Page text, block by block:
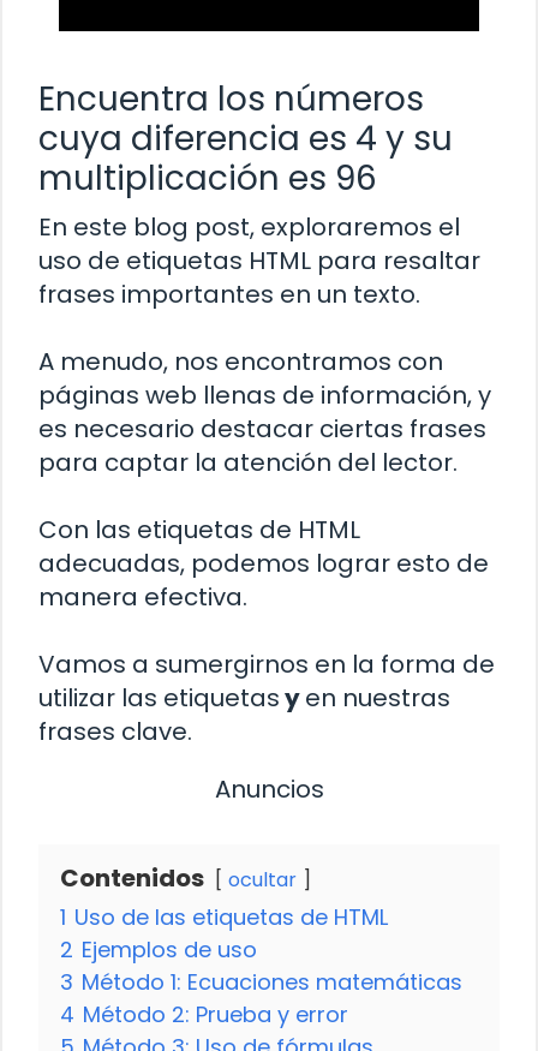
Encuentra los números
cuya diferencia es 4 y su
multiplicación es 96
En este blog post, exploraremos el
uso de etiquetas HTML para resaltar
frases importantes en un texto.
A menudo, nos encontramos con
páginas web llenas de información, y
es necesario destacar ciertas frases
para captar la atención del lector.
Con las etiquetas de HTML
adecuadas, podemos lograr esto de
manera efectiva.
Vamos a sumergirnos en la forma de
utilizar las etiquetasyen nuestras
frases clave.
Anuncios
Contenidos ocultar
1 Uso de las etiquetas de HTML
2 Ejemplos de uso
3 Método 1: Ecuaciones matemáticas
4 Método 2: Prueba y error